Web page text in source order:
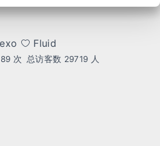
Fluid
次 总访客数 29719 人